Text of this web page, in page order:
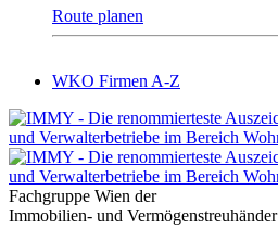
Route planen
WKO Firmen A-Z
Fachgruppe Wien der
Immobilien- und Vermögenstreuhänder